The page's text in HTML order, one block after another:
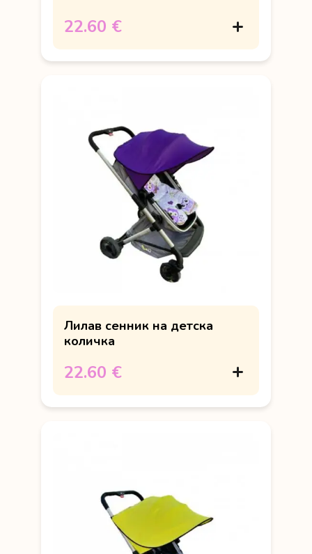
22.60 €
Лилав сенник на детска
количка
22.60 €